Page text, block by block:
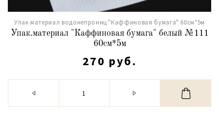
Упак.материал водонепрониц."Каффиновая бумага" 60см*5м
Упак.материал "Каффиновая бумага" белый №111
60см*5м
270 руб.